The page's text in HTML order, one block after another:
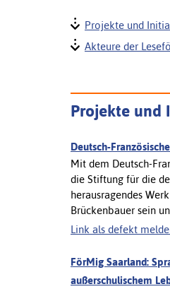
Projekte und
Akteure der
Projekte und
Deutsch-
Mit dem Deutsch-
die Stiftung für die
herausragendes
Brückenbauer sein
Link als defekt
FörMig Saarland:
außerschulischem